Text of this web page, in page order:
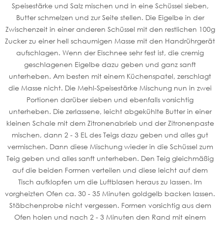
Speisestärke und Salz mischen und in eine Schüssel sieben,
Butter schmelzen und zur Seite stellen. Die Eigelbe in der
Zwischenzeit in einer anderen Schüssel mit den restlichen 100g
Zucker zu einer hell schaumigen Masse mit den Handrührgerät
aufschlagen. Wenn der Eischnee sehr fest ist, die cremig
geschlagenen Eigelbe dazu geben und ganz sanft
unterheben. Am besten mit einem Küchenspatel, zerschlagt
die Masse nicht. Die Mehl-Speisestärke Mischung nun in zwei
Portionen darüber sieben und ebenfalls vorsichtig
unterheben. Die zerlassene, leicht abgekühlte Butter in einer
kleinen Schale mit dem Zitronenabrieb und der Zitronenpaste
mischen, dann 2 - 3 EL des Teigs dazu geben und alles gut
vermischen. Dann diese Mischung wieder in die Schüssel zum
Teig geben und alles sanft unterheben. Den Teig gleichmäßig
auf die beiden Formen verteilen und diese leicht auf dem
Tisch aufklopfen um die Luftblasen heraus zu lassen. Im
vorgheizten Ofen ca. 30 - 35 Minuten goldgelb backen lassen.
Stäbchenprobe nicht vergessen. Formen vorsichtig aus dem
Ofen holen und nach 2 - 3 Minuten den Rand mit einem